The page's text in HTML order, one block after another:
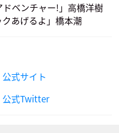
ベンチャー!」高橋洋樹
あげるよ」橋本潮
式サイト
公式Twitter